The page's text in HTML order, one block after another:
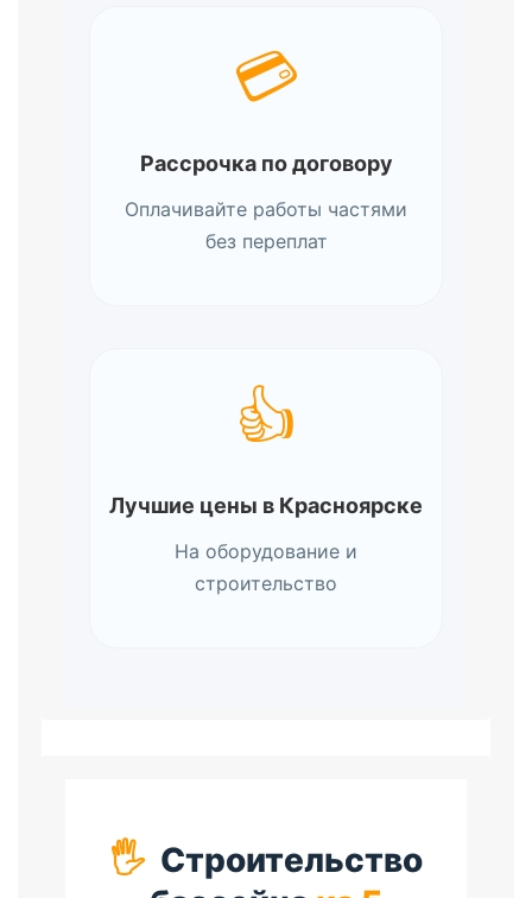
💳
Рассрочка по договору
Оплачивайте работы частями
без переплат
👍
Лучшие цены в Красноярске
На оборудование и
строительство
🖐️ Строительство